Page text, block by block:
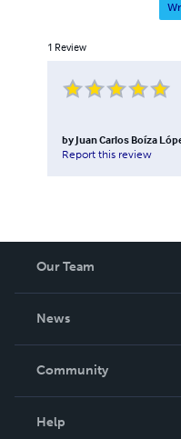
1 Review
by Juan Carlos Boíza
Report this review
Our Team
News
In The News
Community
Help